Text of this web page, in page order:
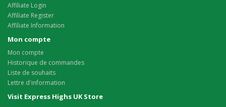
Affiliate Login
Affiliate Register
Affiliate Information
Mon compte
Mon compte
Historique de commandes
Liste de souhaits
Lettre d'information
Visit Express Highs UK Store